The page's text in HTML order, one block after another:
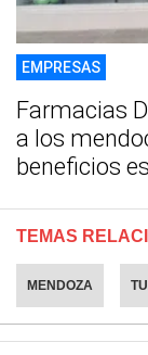
EMPRESAS
Farmacias
a los
beneficios
TEMAS
MENDOZA